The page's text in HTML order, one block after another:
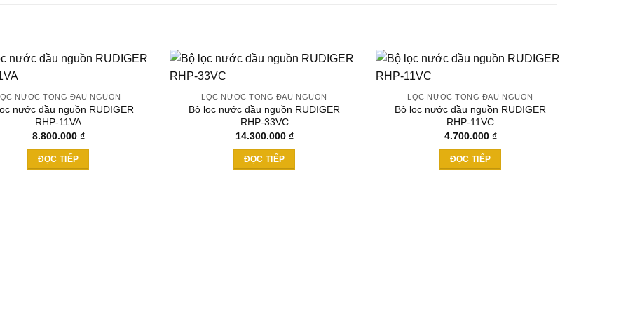
Add to
NƯỚC TỔNG ĐẦU NGUỒN
nước đầu nguồn RUDIGER
RHP-11VA
8.800.000 ₫
ĐỌC TIẾP
Add to
LỌC NƯỚC TỔNG ĐẦU NGUỒN
Bộ lọc nước đầu nguồn RUDIGER
RHP-33VC
14.300.000 ₫
ĐỌC TIẾP
Add to
LỌC NƯỚC TỔNG ĐẦU NGUỒN
Bộ lọc nước đầu nguồn RUDIGER
RHP-11VC
4.700.000 ₫
ĐỌC TIẾP